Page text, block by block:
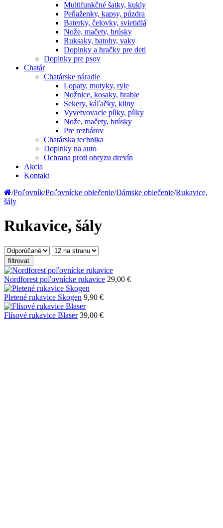
Multifunkčné šatky, kukly
Peňaženky, kapsy, púzdra
Baterky, čelovky, svietidlá
Nože, mačety, brúsky
Ruksaky, batohy, vaky
Doplnky a hračky pre deti
Doplnky pre psov
Chatár
Chatárske náradie
Lopaty, motyky, ryle
Nožnice, kosaky, hrable
Sekery, káľačky, kliny
Vyvetvovacie pílky, pílky
Nože, mačety, brúsky
Pre rezbárov
Chatárska technika
Doplnky na auto
Ochrana proti ohryzu drevín
Akcia
Kontakt
/Poľovník/Poľovnícke oblečenie/Dámske oblečenie/Rukavice,
šály
Rukavice, šály
filtrovat
Nordforest poľovnícke rukavice 29,00 €
Pletené rukavice Skogen 9,90 €
Flísové rukavice Blaser 39,00 €